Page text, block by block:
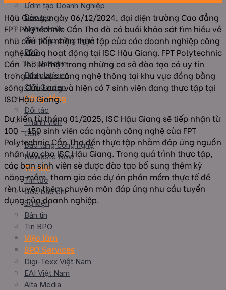
Ươm tạo Doanh Nghiệp
Đào tạo
Nghiên cứu
Giải pháp công nghệ
ESG
IoT platform
Edu platform
Chili Garden
Cộng đồng
Đối tác
Thành viên
CSR
Bảo tàng công nghệ
NoWaste Now
Tin tức
Tin tức
Góc báo chí
Sự kiện
Bản tin
Tin BPO
Việc làm
BPO Services
Digi-Texx Việt Nam
EAI Việt Nam
Alta Media
Hậu Giang, ngày 06/12/2024, đại diện trường Cao đẳng
FPT Polytechnic Cần Thơ đã có buổi khảo sát tìm hiểu về
nhu cầu tiếp nhận thực tập của các doanh nghiệp công
nghệ đang hoạt động tại ISC Hậu Giang. FPT Polytechnic
Cần Thơ là một trong những cơ sở đào tạo có uy tín
trong lĩnh vực công nghệ thông tại khu vực đồng bằng
sông Cửu Long và hiện có 7 sinh viên đang thực tập tại
ISC Hậu Giang.
Dự kiến từ tháng 01/2025, ISC Hậu Giang sẽ tiếp nhận từ
100 – 150 sinh viên các ngành công nghệ của FPT
Polytechnic Cần Thơ đến thực tập nhằm đáp ứng nguồn
nhân lực cho ISC Hậu Giang. Trong quá trình thực tập,
các bạn sinh viên sẽ được đào tạo bổ sung thêm kỹ
năng mềm, tham gia các dự án phần mềm thực tế để
rèn luyện thêm chuyên môn đáp ứng nhu cầu tuyển
dụng của doanh nghiệp.